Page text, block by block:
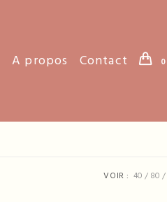
A propos Contact 0
VOIR : 40 80